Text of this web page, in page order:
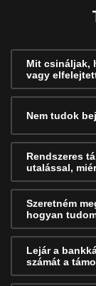
Mit csináljak,
vagy
Nem tudok
Rendszeres
utalással,
Szeretném
hogyan
Lejár a
számát a